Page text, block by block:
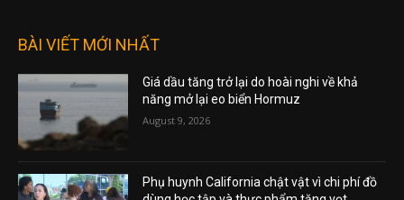
BÀI VIẾT MỚI NHẤT
Giá dầu tăng trở lại do hoài nghi về khả
năng mở lại eo biển Hormuz
August 9, 2026
Phụ huynh California chật vật vì chi phí đồ